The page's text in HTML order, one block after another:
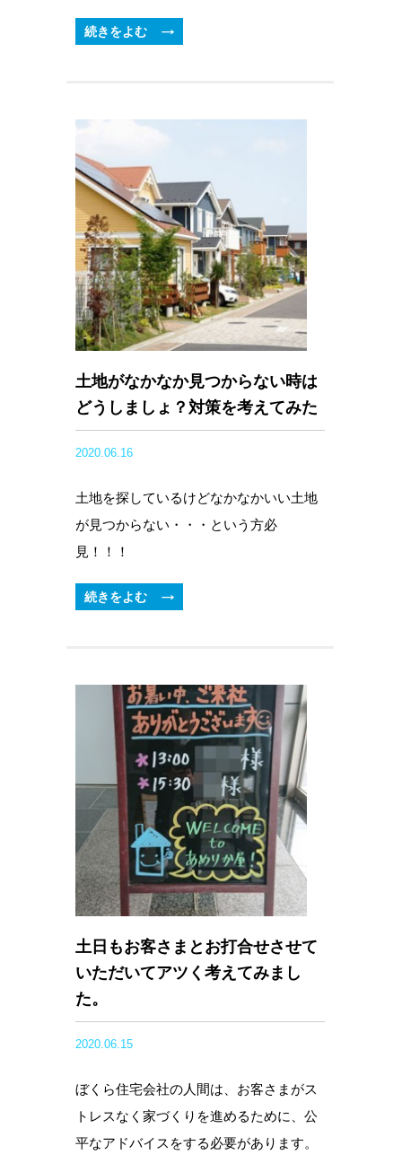
続きをよむ
土地がなかなか見つからない時は
どうしましょ？対策を考えてみた
2020.06.16
土地を探しているけどなかなかいい土地
が見つからない・・・という方必
見！！！
続きをよむ
土日もお客さまとお打合せさせて
いただいてアツく考えてみまし
た。
2020.06.15
ぼくら住宅会社の人間は、お客さまがス
トレスなく家づくりを進めるために、公
平なアドバイスをする必要があります。